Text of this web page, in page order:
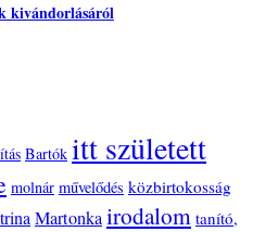
kivándorlásáról
Bartók itt született
molnár művelődés közbirtokosság
Martonkairodalom tanító,